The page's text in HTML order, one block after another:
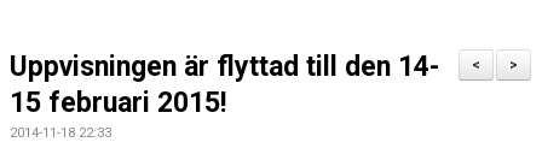
ARRANGEMANG
>
<
Uppvisningen är flyttad till den 14-
15 februari 2015!
2014-11-18 22:33